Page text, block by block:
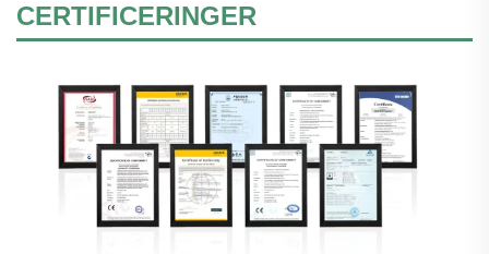
CERTIFICERINGER